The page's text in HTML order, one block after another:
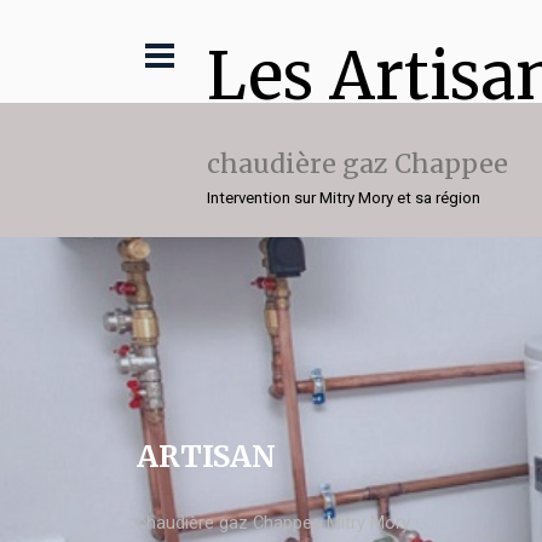
Les
chaudière gaz Chappee
Intervention sur Mitry Mory et sa région
ARTISAN
chaudière gaz Chappee Mitry Mory